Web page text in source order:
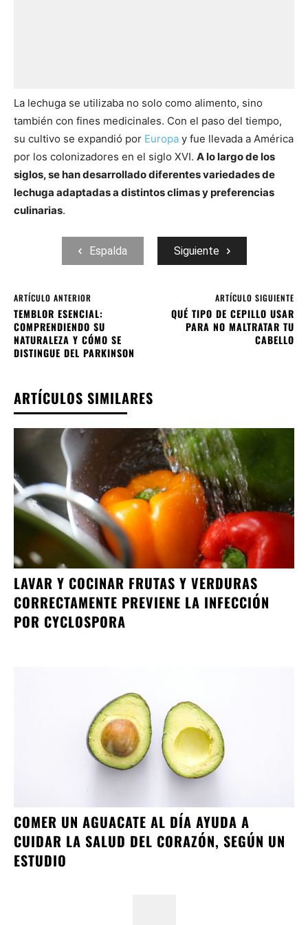
La lechuga se utilizaba no solo como alimento, sino
también con fines medicinales. Con el paso del tiempo,
su cultivo se expandió por Europa y fue llevada a América
por los colonizadores en el siglo XVI. A lo largo de los
siglos, se han desarrollado diferentes variedades de
lechuga adaptadas a distintos climas y preferencias
culinarias.
Espalda Siguiente
ARTÍCULO ANTERIOR
TEMBLOR ESENCIAL:
COMPRENDIENDO SU
NATURALEZA Y CÓMO SE
DISTINGUE DEL PARKINSON
ARTÍCULO SIGUIENTE
QUÉ TIPO DE CEPILLO USAR
PARA NO MALTRATAR TU
CABELLO
ARTÍCULOS SIMILARES
LAVAR Y COCINAR FRUTAS Y VERDURAS
CORRECTAMENTE PREVIENE LA INFECCIÓN
POR CYCLOSPORA
COMER UN AGUACATE AL DÍA AYUDA A
CUIDAR LA SALUD DEL CORAZÓN, SEGÚN UN
ESTUDIO